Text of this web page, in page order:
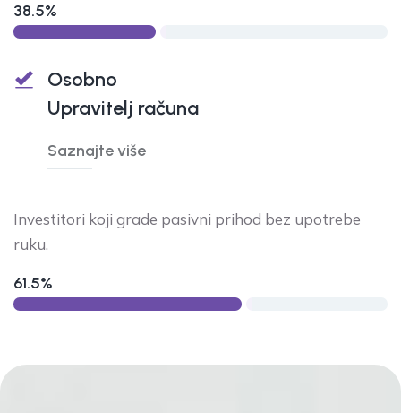
38.5%
Osobno
Upravitelj računa
Saznajte više
Investitori koji grade pasivni prihod bez upotrebe
ruku.
61.5%